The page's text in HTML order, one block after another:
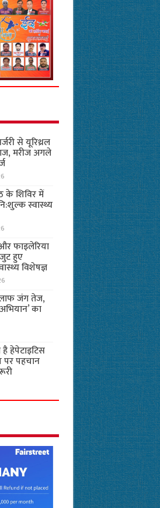
से यूरिथ्रल
मरीज अगले
के शिविर में
स्वास्थ्य
फाइलेरिया
हुए
विशेषज्ञ
जंग तेज,
का
हेपेटाइटिस
पहचान